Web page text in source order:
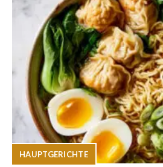
HAUPTGERICHTE